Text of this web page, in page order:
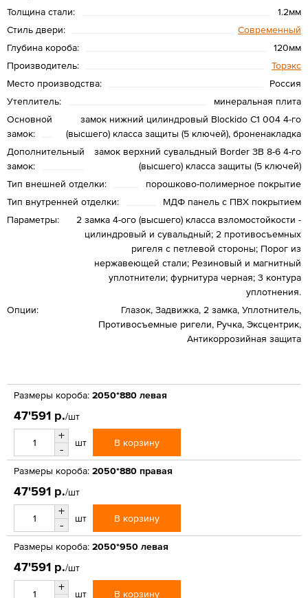
Толщина стали:
1.2мм
Стиль двери:
Современный
Глубина короба:
120мм
Производитель:
Торэкс
Место производства:
Россия
Утеплитель:
минеральная плита
Основной
замок:
замок нижний цилиндровый Blockido С1 004 4-го
(высшего) класса защиты (5 ключей), броненакладка
Дополнительный
замок:
замок верхний сувальдный Border ЗВ 8-6 4-го
(высшего) класса защиты (5 ключей)
Тип внешней отделки:
порошково-полимерное покрытие
Тип внутренней отделки:
МДФ панель с ПВХ покрытием
Параметры:
2 замка 4-ого (высшего) класса взломостойкости -
цилиндровый и сувальдный; 2 противосъемных
ригеля с петлевой стороны; Порог из
нержавеющей стали; Резиновый и магнитный
уплотнители; фурнитура черная; 3 контура
уплотнения.
Опции:
Глазок, Задвижка, 2 замка, Уплотнитель,
Противосъемные ригели, Ручка, Эксцентрик,
Антикоррозийная защита
Размеры короба: 2050*880 левая
47'591 р./шт
+
-
шт В корзину
Размеры короба: 2050*880 правая
47'591 р./шт
+
-
шт В корзину
Размеры короба: 2050*950 левая
47'591 р./шт
+
шт В корзину